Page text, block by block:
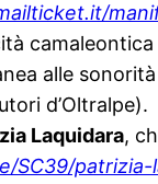
alle
d’Oltralpe).
Laquidara,
SC39/patrizia-